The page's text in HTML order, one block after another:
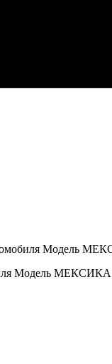
Модель
Модель